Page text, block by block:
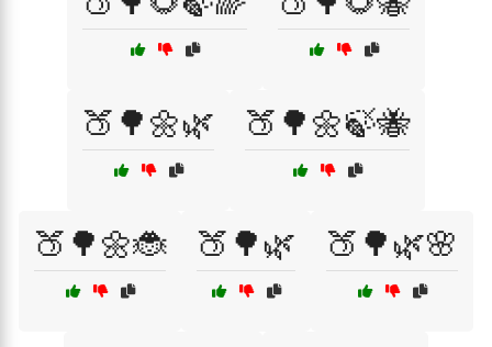
🍑🌳🌼🌿 🍑🌳🌼🍃🐝
🍑🌳🌼🐞 🍑🌳🌿 🍑🌳🌿🌸